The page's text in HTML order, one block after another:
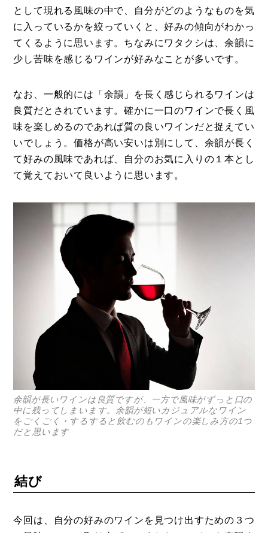
として現れる風味の中で、自分がどのようなものを気
に入っているかを絞っていくと、好みの傾向がわかっ
てくるように思います。ちなみにワタクシは、余韻に
少し苦味を感じるワインが好みなことが多いです。
なお、一般的には「余韻」を長く感じられるワインは
良質だとされています。確かに一口のワインで長く風
味を楽しめるのであれば質の良いワインだと捉えてい
いでしょう。価格が高い安いは別にして、余韻が長く
て好みの風味であれば、自分のお気に入りの１本とし
て覚えておいて良いように思います。
余韻が長いワインは良質ですが、一方で風味がずっと口の
中に残ってしまいます。余韻が短いカジュアルなワイン
をごくごく・するすると飲むのもワインの楽しみ方の1つ
だと思います
結び
今回は、自分の好みのワインを見つけ出すための３つ